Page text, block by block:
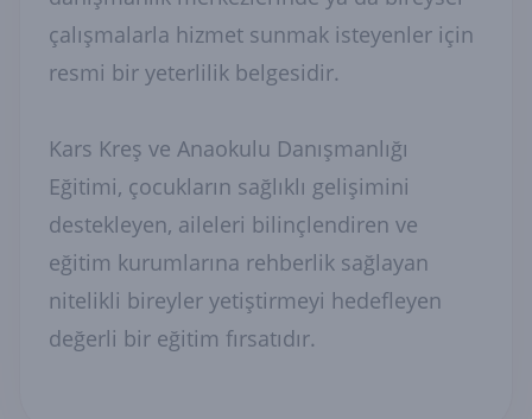
çalışmalarla hizmet sunmak isteyenler için
resmi bir yeterlilik belgesidir.
Kars Kreş ve Anaokulu Danışmanlığı
Eğitimi, çocukların sağlıklı gelişimini
destekleyen, aileleri bilinçlendiren ve
eğitim kurumlarına rehberlik sağlayan
nitelikli bireyler yetiştirmeyi hedefleyen
değerli bir eğitim fırsatıdır.